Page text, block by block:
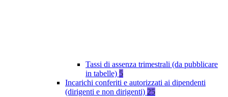
Tassi di assenza trimestrali (da pubblicare
in tabelle) 5
Incarichi conferiti e autorizzati ai dipendenti
(dirigenti e non dirigenti) 25